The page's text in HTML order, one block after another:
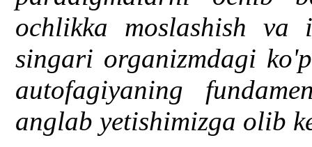
ochlikka moslashish va
singari organizmdagi
autofagiyaning
anglab yetishimizga olib